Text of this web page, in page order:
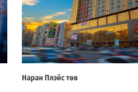
Наран Плэйс төв